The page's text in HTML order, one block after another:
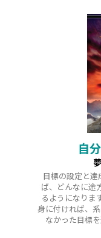
自
目標の設定と
ば、どんなに途
るようになりま
身に付ければ、
なかった目標